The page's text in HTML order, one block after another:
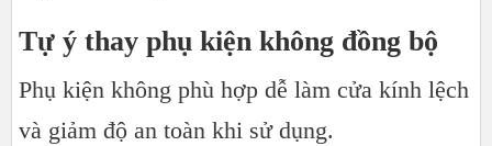
Tự ý thay phụ kiện không đồng bộ
Phụ kiện không phù hợp dễ làm cửa kính lệch
và giảm độ an toàn khi sử dụng.